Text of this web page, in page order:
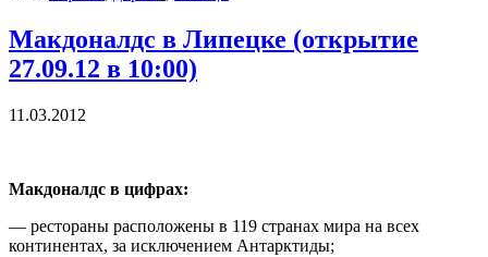
Макдоналдс в Липецке (открытие
27.09.12 в 10:00)
11.03.2012
Макдоналдс в цифрах:
— рестораны расположены в 119 странах мира на всех
континентах, за исключением Антарктиды;